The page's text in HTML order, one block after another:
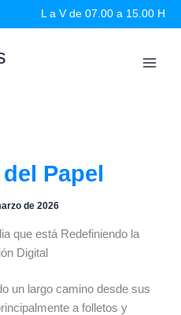
L a V de 07.00 a 15.00 H
Papel
de 2026
que está Redefiniendo la
Digital
un largo camino desde sus
a folletos y